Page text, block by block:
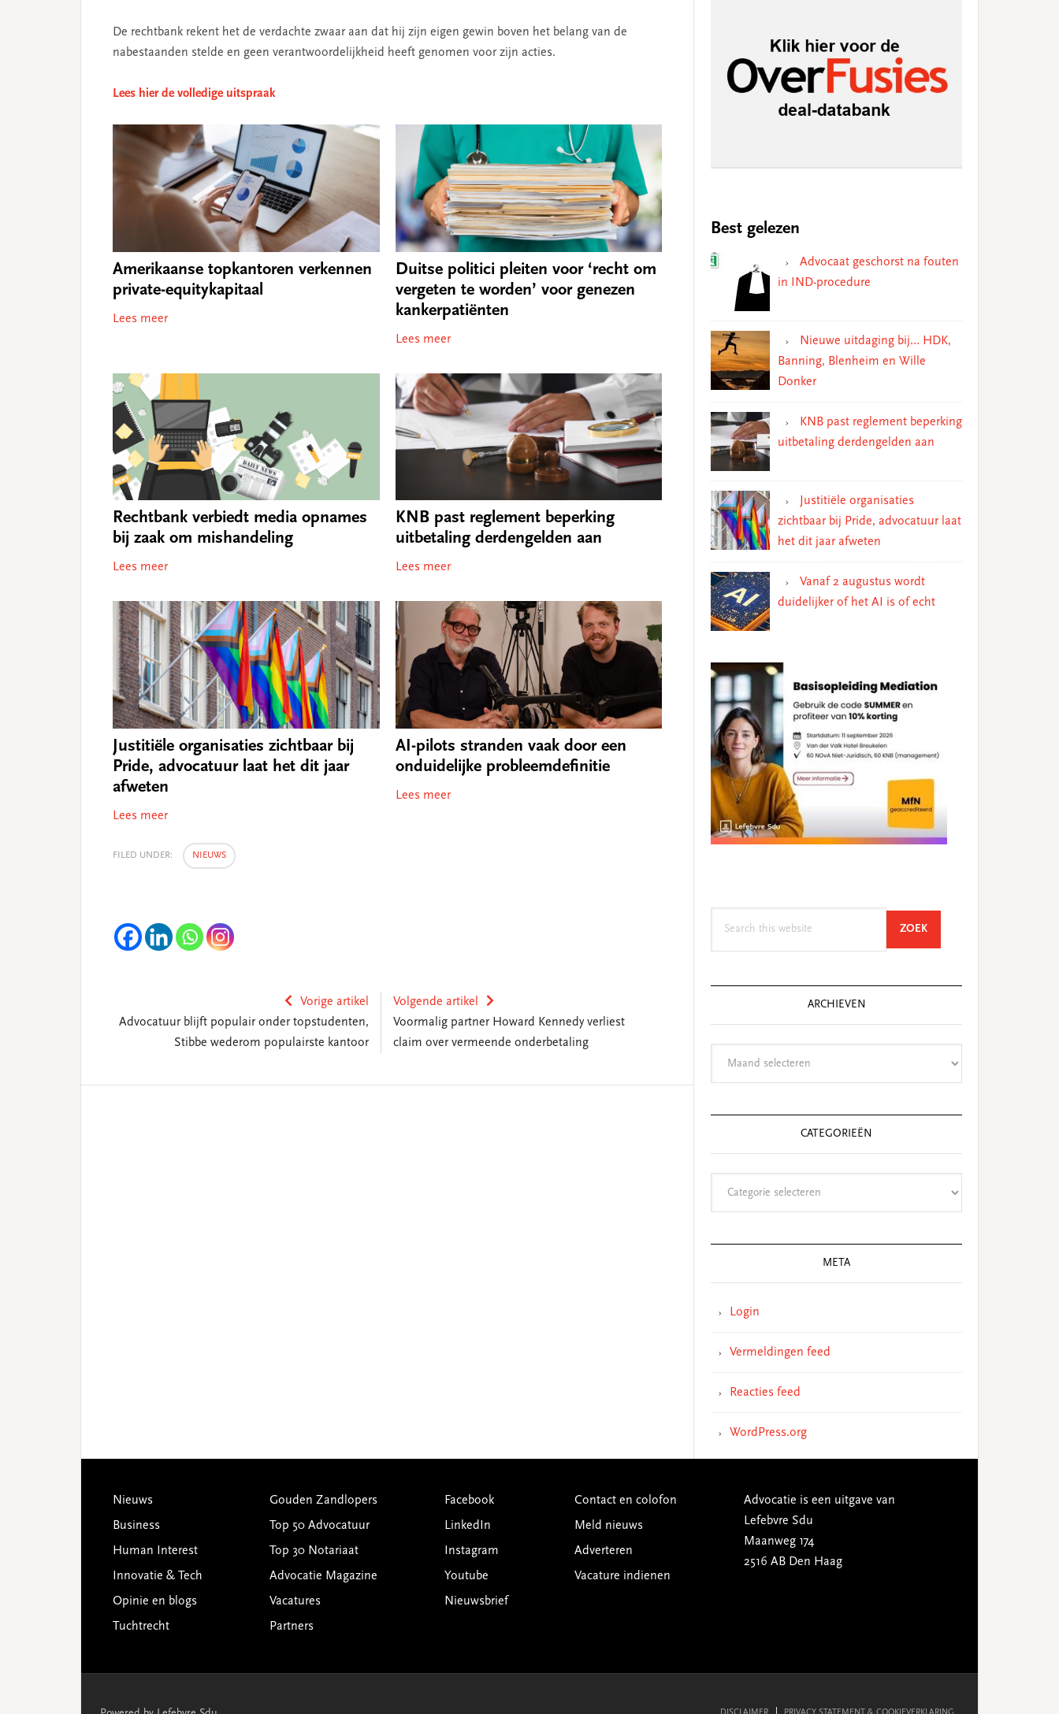
De rechtbank rekent het de verdachte zwaar aan dat hij zijn eigen gewin boven het belang van de
nabestaanden stelde en geen verantwoordelijkheid heeft genomen voor zijn acties.
Lees hier de volledige uitspraak
Amerikaanse topkantoren verkennen
private-equitykapitaal
Lees meer
Duitse politici pleiten voor ‘recht om
vergeten te worden’ voor genezen
kankerpatiënten
Lees meer
Rechtbank verbiedt media opnames
bij zaak om mishandeling
Lees meer
KNB past reglement beperking
uitbetaling derdengelden aan
Lees meer
Justitiële organisaties zichtbaar bij
Pride, advocatuur laat het dit jaar
afweten
Lees meer
AI-pilots stranden vaak door een
onduidelijke probleemdefinitie
Lees meer
FILED UNDER: NIEUWS
Vorige artikel
Advocatuur blijft populair onder topstudenten,
Stibbe wederom populairste kantoor
Volgende artikel
Voormalig partner Howard Kennedy verliest
claim over vermeende onderbetaling
Best gelezen
Advocaat geschorst na fouten
in IND-procedure
Nieuwe uitdaging bij… HDK,
Banning, Blenheim en Wille
Donker
KNB past reglement beperking
uitbetaling derdengelden aan
Justitiële organisaties
zichtbaar bij Pride, advocatuur laat
het dit jaar afweten
Vanaf 2 augustus wordt
duidelijker of het AI is of echt
ZOEKSEARCH
ARCHIEVEN
CATEGORIEËN
META
Login
Vermeldingen feed
Reacties feed
WordPress.org
Footer
Nieuws
Business
Human Interest
Innovatie & Tech
Opinie en blogs
Tuchtrecht
Gouden Zandlopers
Top 50 Advocatuur
Top 30 Notariaat
Advocatie Magazine
Vacatures
Partners
Facebook
LinkedIn
Instagram
Youtube
Nieuwsbrief
Contact en colofon
Meld nieuws
Adverteren
Vacature indienen
Advocatie is een uitgave van
Lefebvre Sdu
Maanweg 174
2516 AB Den Haag